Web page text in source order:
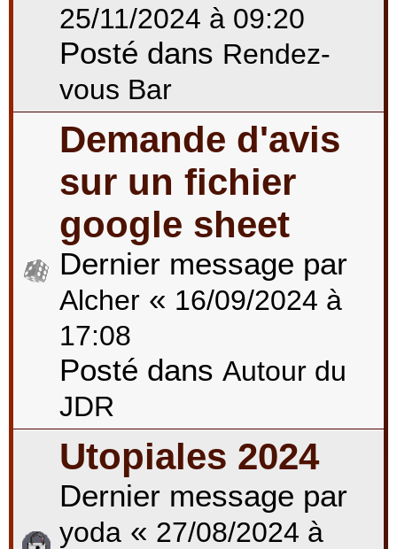
25/11/2024 à 09:20
Posté dans Rendez-
vous Bar
Demande d'avis
sur un fichier
google sheet
Dernier message par
Alcher « 16/09/2024 à
17:08
Posté dans Autour du
JDR
Utopiales 2024
Dernier message par
yoda « 27/08/2024 à